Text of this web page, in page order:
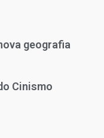
geografia
Cinismo